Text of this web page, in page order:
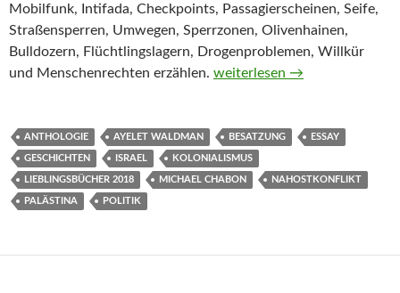
Mobilfunk, Intifada, Checkpoints, Passagierscheinen, Seife,
Straßensperren, Umwegen, Sperrzonen, Olivenhainen,
Bulldozern, Flüchtlingslagern, Drogenproblemen, Willkür
und Menschenrechten erzählen. Oliven und Asche von Ayelet
weiterlesen →
ANTHOLOGIE AYELET WALDMAN BESATZUNG ESSAY
GESCHICHTEN ISRAEL KOLONIALISMUS
LIEBLINGSBÜCHER 2018 MICHAEL CHABON NAHOSTKONFLIKT
PALÄSTINA POLITIK